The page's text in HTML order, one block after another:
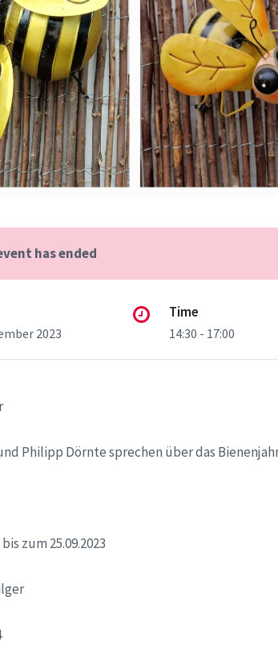
has ended
2023
Time
14:30 - 17:00
Philipp Dörnte sprechen über das
zum 25.09.2023